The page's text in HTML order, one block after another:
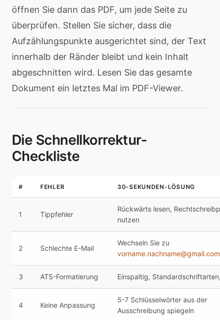
öffnen Sie dann das PDF, um jede Seite zu
überprüfen. Stellen Sie sicher, dass die
Aufzählungspunkte ausgerichtet sind, der Text
innerhalb der Ränder bleibt und kein Inhalt
abgeschnitten wird. Lesen Sie das gesamte
Dokument ein letztes Mal im PDF-Viewer.
Die Schnellkorrektur-
Checkliste
# FEHLER 30-SEKUNDEN-LÖSUNG
1 Tippfehler
Rückwärts lesen,
nutzen
2 Schlechte E-Mail
Wechseln Sie zu
vorname.nachname@gmail.com
3 ATS-Formatierung Einspaltig,
4 Keine Anpassung
5-7 Schlüsselwörter aus der
Ausschreibung spiegeln